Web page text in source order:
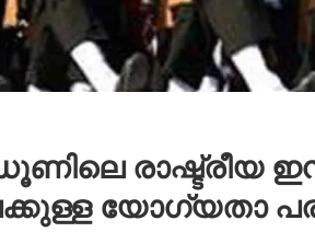
രാഷ്ട്രീയ
യോഗ്യതാ